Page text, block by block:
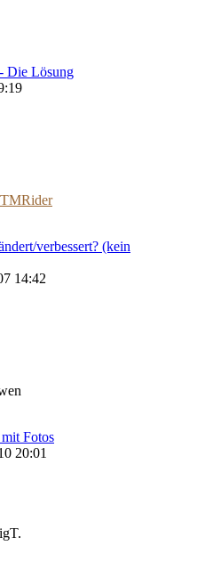
Die Lösung
verbessert? (kein
14:42
Fotos
20:01